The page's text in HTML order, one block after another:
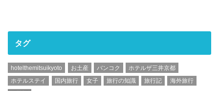
タグ
hotelthemitsuikyoto お土産 バンコク
ホテルザ三井京都
ホテルステイ
国内旅行 女子 旅行の知識 旅行記
海外旅行